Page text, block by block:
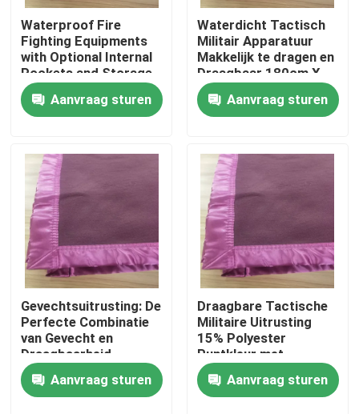
Video's
Over ons
Fabriekstocht
Kwaliteitscontrole
Nieuws
Vraag een offerte
Militaire Tactische Slijtage
Waterproof Fire
Fighting Equipments
with Optional Internal
Pockets and Storage
Space
Aanvraag sturen
Waterdicht Tactisch
Militair Apparatuur
Makkelijk te dragen en
Draagbaar 180cm X
230cm
Aanvraag sturen
Gevechtsuitrusting: De
Perfecte Combinatie
van Gevecht en
Draagbaarheid
Aanvraag sturen
Draagbare Tactische
Militaire Uitrusting
15% Polyester
Puntkleur met
Draagtas en
DraagbaarAanvraag sturen